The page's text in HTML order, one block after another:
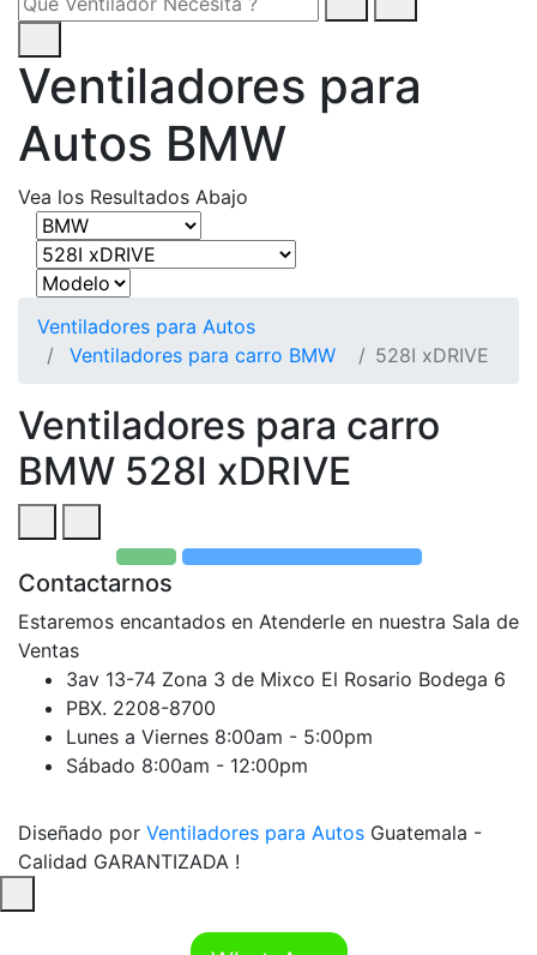
Ventiladores para
Autos BMW
Vea los Resultados Abajo
Ventiladores para Autos
Ventiladores para carro BMW
528I xDRIVE
Ventiladores para carro
BMW 528I xDRIVE
Contactarnos
Estaremos encantados en Atenderle en nuestra Sala de
Ventas
3av 13-74 Zona 3 de Mixco El Rosario Bodega 6
PBX. 2208-8700
Lunes a Viernes 8:00am - 5:00pm
Sábado 8:00am - 12:00pm
Diseñado por Ventiladores para Autos Guatemala -
Calidad GARANTIZADA !